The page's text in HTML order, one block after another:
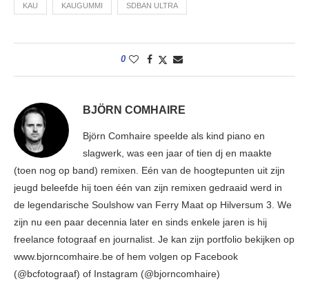
KAU KAUGUMMI SDBAN ULTRA
0
BJÖRN COMHAIRE
Björn Comhaire speelde als kind piano en
slagwerk, was een jaar of tien dj en maakte
(toen nog op band) remixen. Eén van de hoogtepunten uit zijn
jeugd beleefde hij toen één van zijn remixen gedraaid werd in
de legendarische Soulshow van Ferry Maat op Hilversum 3. We
zijn nu een paar decennia later en sinds enkele jaren is hij
freelance fotograaf en journalist. Je kan zijn portfolio bekijken op
www.bjorncomhaire.be of hem volgen op Facebook
(@bcfotograaf) of Instagram (@bjorncomhaire)